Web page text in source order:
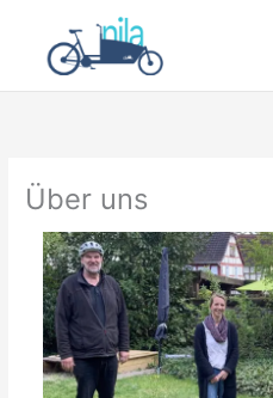
springen
Über uns